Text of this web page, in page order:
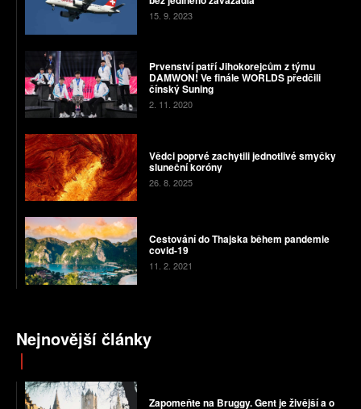
15. 9. 2023
Prvenství patří Jihokorejcům z týmu
DAMWON! Ve finále WORLDS předčili
čínský Suning
2. 11. 2020
Vědci poprvé zachytili jednotlivé smyčky
sluneční koróny
26. 8. 2025
Cestování do Thajska během pandemie
covid-19
11. 2. 2021
Nejnovější články
Zapomeňte na Bruggy. Gent je živější a o